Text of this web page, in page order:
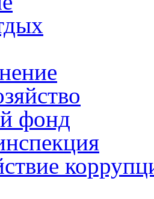
фонд